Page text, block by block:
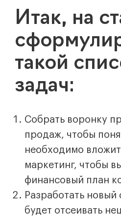
Итак, на
такой
задач:
Собрать воронку
продаж, чтобы
необходимо
маркетинг, чтобы
финансовый план
Разработать новый
будет отсеивать